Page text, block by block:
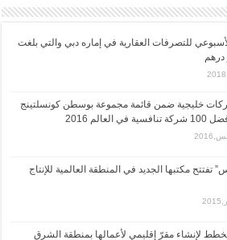
للتصرفات العقارية في إماره دبي والتي بلغت
خليجية ضمن قائمة مجموعة بوسطن كونسلتينج
العالم 2016
تفتتح مكتبها الجديد في المنطقة العالمية للإنتاج
لإنشاء مقرّ إقليمي لأعمالها بمنطقة الشرق